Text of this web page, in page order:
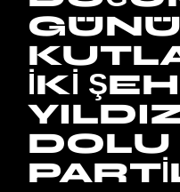
GÜNÜ
İKI
DOLU